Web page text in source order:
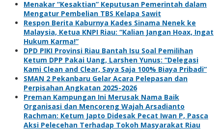
Menakar “Kesaktian” Keputusan Pemerintah dalam
Mengatur Pembelian TBS Kelapa Sawit
Respon Berita Kaburnya Kades Sinama Nenek ke
Malaysia, Ketua KNPI Riau: “Kalian Jangan Hoax, Ingat
Hukum Karma!”
DPD PIKI Provinsi Riau Bantah Isu Soal Pemilihan
Ketum DPP Pakai Uang, Larshen Yunus: “Delegasi
Kami Clean and Clear, Saya Saja 100% Biaya Pribadi”
SMAN 2 Pekanbaru Gelar Acara Pelepasan dan
Perpisahan Angkatan 2025-2026
Preman Kampungan Ini Merusak Nama Baik
Organisasi dan Mencoreng Wajah Arsadianto
Rachman: Ketum Japto Didesak Pecat Iwan P, Pasca
Aksi Pelecehan Terhadap Tokoh Masyarakat Riau